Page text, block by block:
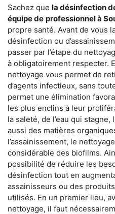
Sachez que la désinfection
équipe de professionnel à
propre santé. Avant de vous
désinfection ou
passer par l’étape du
à obligatoirement respecter.
nettoyage vous permet de
d’agents infectieux, sans
permet une élimination
les plus enclins à leur
la saleté, de l’eau qui
aussi des matières
l’assainissement, le
considérable des biofilms.
possibilité de réduire les
désinfection tout en
assainisseurs ou des
utilisés. En un premier lieu,
nettoyage, il faut